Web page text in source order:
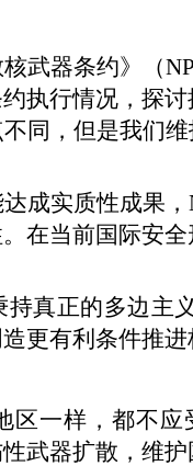
武器条约》（
执行情况，探
同，但是我们
成实质性成果
在当前国际安
持真正的多边主
更有利条件推
区一样，都不
武器扩散，维